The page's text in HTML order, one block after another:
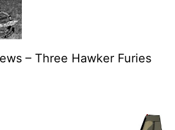
– Three Hawker Furies